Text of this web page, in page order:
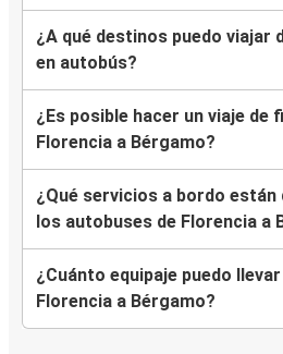
¿A qué destinos puedo viajar
en autobús?
¿Es posible hacer un viaje de
Florencia a Bérgamo?
¿Qué servicios a bordo están
los autobuses de Florencia a
¿Cuánto equipaje puedo
Florencia a Bérgamo?